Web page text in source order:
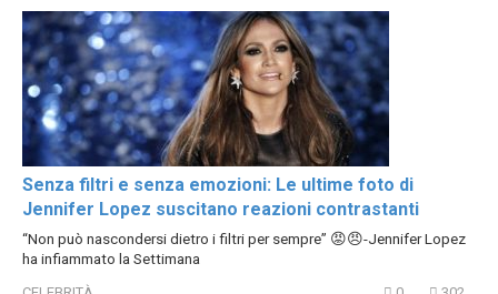
Senza filtri e senza emozioni: Le ultime foto di
Jennifer Lopez suscitano reazioni contrastanti
“Non può nascondersi dietro i filtri per sempre” 😡😠-Jennifer Lopez
ha infiammato la Settimana